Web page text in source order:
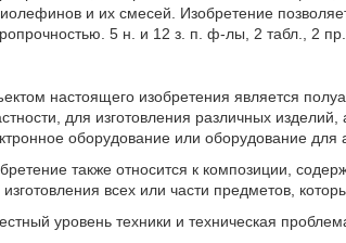
и их смесей. Изобретение
5 н. и 12 з. п. ф-лы, 2 табл., 2 пр.
настоящего изобретения является
для изготовления различных
оборудование или оборудование для
также относится к композиции,
изготовления всех или части предметов,
уровень техники и техническая